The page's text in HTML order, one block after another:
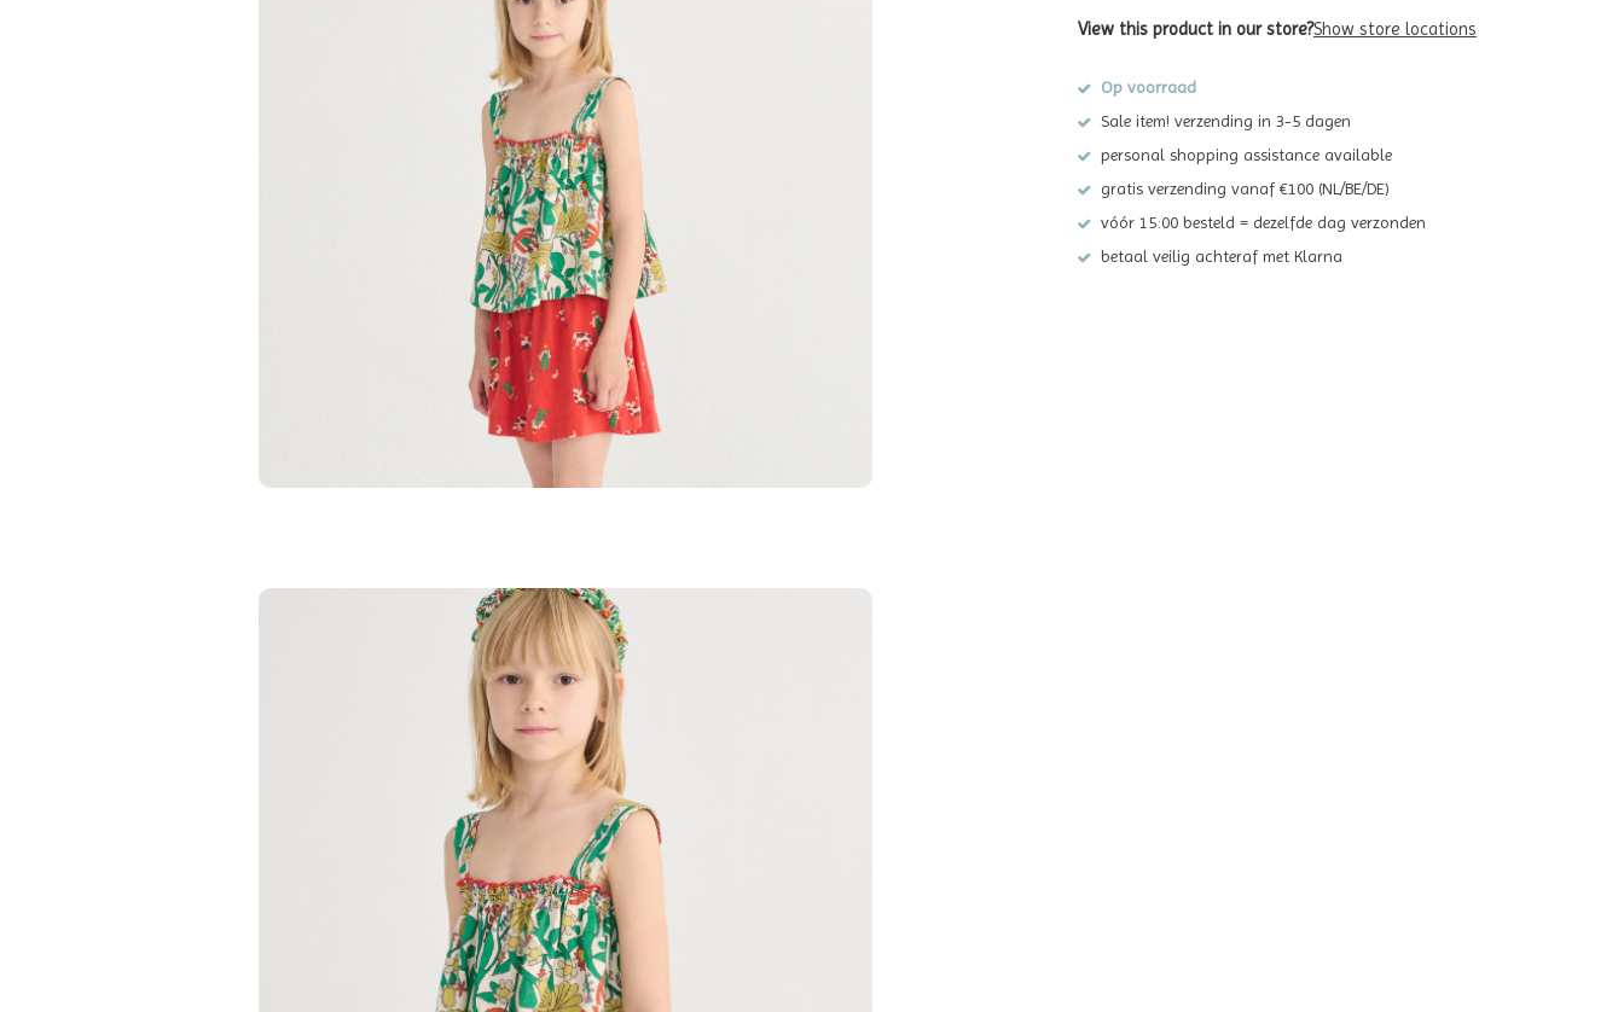
View this product in our store?Show store locations
Op voorraad
Sale item! verzending in 3-5 dagen
personal shopping assistance available
gratis verzending vanaf €100 (NL/BE/DE)
vóór 15:00 besteld = dezelfde dag verzonden
betaal veilig achteraf met Klarna